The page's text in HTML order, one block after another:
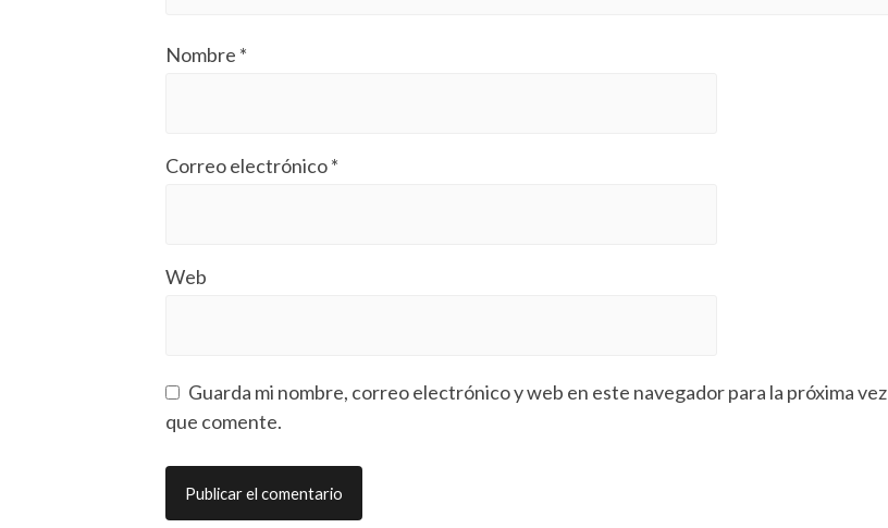
Nombre *
Correo electrónico*
Web
Guarda mi nombre, correo electrónico y web en este navegador para la próxima vez
que comente.